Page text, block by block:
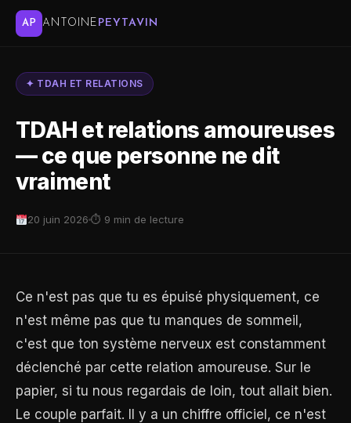
AP ANTOINE PEYTAVIN
✦ TDAH ET RELATIONS
TDAH et relations amoureuses
— ce que personne ne dit
vraiment
20 juin 2026 ⏱ 9 min de lecture
Ce n'est pas que tu es épuisé physiquement, ce
n'est même pas que tu manques de sommeil,
c'est que ton système nerveux est constamment
déclenché par cette relation amoureuse. Sur le
papier, si tu nous regardais de loin, tout allait bien.
Le couple parfait. Il y a un chiffre officiel, ce n'est